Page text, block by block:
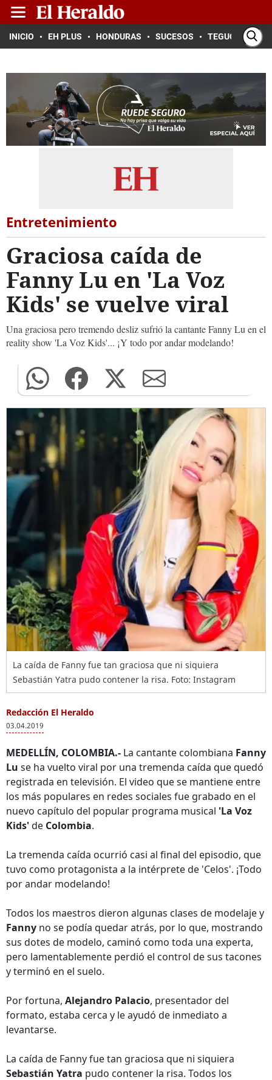
INICIO EH PLUS HONDURAS SUCESOS TEGUCIGALPA
Entretenimiento
Graciosa caída de
Fanny Lu en 'La Voz
Kids' se vuelve viral
Una graciosa pero tremendo desliz sufrió la cantante Fanny Lu en el
reality show 'La Voz Kids'... ¡Y todo por andar modelando!
La caída de Fanny fue tan graciosa que ni siquiera
Sebastián Yatra pudo contener la risa. Foto: Instagram
Redacción El Heraldo
03.04.2019
MEDELLÍN, COLOMBIA.- La cantante colombiana Fanny
Lu se ha vuelto viral por una tremenda caída que quedó
registrada en televisión. El video que se mantiene entre
los más populares en redes sociales fue grabado en el
nuevo capítulo del popular programa musical 'La Voz
Kids'de Colombia.
La tremenda caída ocurrió casi al final del episodio, que
tuvo como protagonista a la intérprete de 'Celos'. ¡Todo
por andar modelando!
Todos los maestros dieron algunas clases de modelaje y
Fanny no se podía quedar atrás, por lo que, mostrando
sus dotes de modelo, caminó como toda una experta,
pero lamentablemente perdió el control de sus tacones
y terminó en el suelo.
Por fortuna, Alejandro Palacio, presentador del
formato, estaba cerca y le ayudó de inmediato a
levantarse.
La caída de Fanny fue tan graciosa que ni siquiera
Sebastián Yatra pudo contener la risa. Todos los